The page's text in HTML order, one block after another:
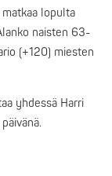
lopulta
naisten 63-
(+120) miesten
yhdessä Harri